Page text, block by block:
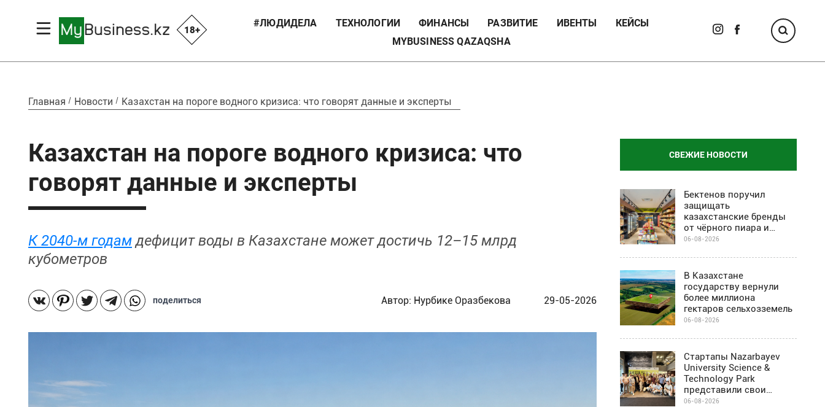
18+
#ЛЮДИДЕЛА ТЕХНОЛОГИИ ФИНАНСЫ РАЗВИТИЕ ИВЕНТЫ
КЕЙСЫ
MYBUSINESS QAZAQSHA
Главная Новости Казахстан на пороге водного кризиса: что говорят данные и эксперты
Казахстан на пороге водного кризиса: что
говорят данные и эксперты
К 2040-м годамдефицит воды в Казахстане может достичь 12–15 млрд
кубометров
поделиться Автор: Нурбике Оразбекова 29-05-2026
СВЕЖИЕ НОВОСТИ
Бектенов поручил
защищать
казахстанские бренды
от чёрного пиара и
барьеров на полках
06-08-2026
В Казахстане
государству вернули
более миллиона
гектаров сельхозземель
06-08-2026
Стартапы Nazarbayev
University Science &
Technology Park
представили свои
проекты инвесторам в
06-08-2026